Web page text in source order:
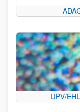
UPV/